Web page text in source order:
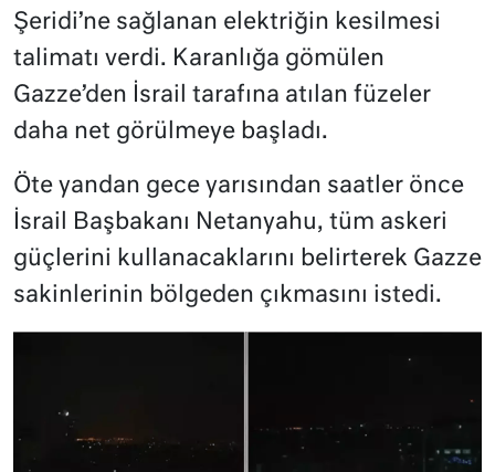
Şeridi’ne sağlanan elektriğin kesilmesi
talimatı verdi. Karanlığa gömülen
Gazze’den İsrail tarafına atılan füzeler
daha net görülmeye başladı.
Öte yandan gece yarısından saatler önce
İsrail Başbakanı Netanyahu, tüm askeri
güçlerini kullanacaklarını belirterek Gazze
sakinlerinin bölgeden çıkmasını istedi.